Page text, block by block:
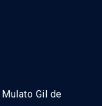
Gil de